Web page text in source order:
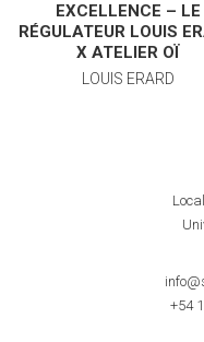
EXCELLENCE – LE
RÉGULATEUR LOUIS
X ATELIER OÏ
LOUIS ERARD
+54